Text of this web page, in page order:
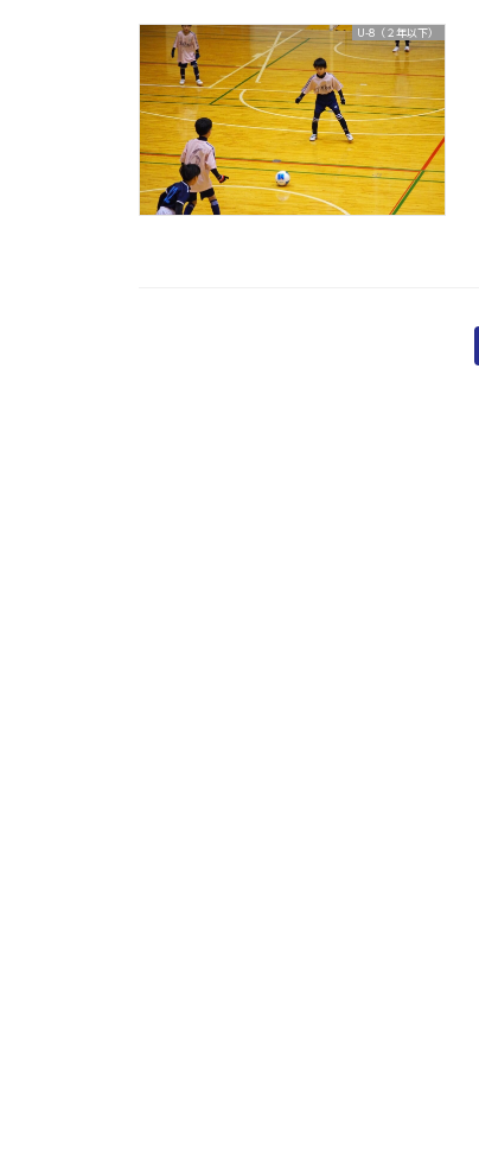
U-8（２年以下）